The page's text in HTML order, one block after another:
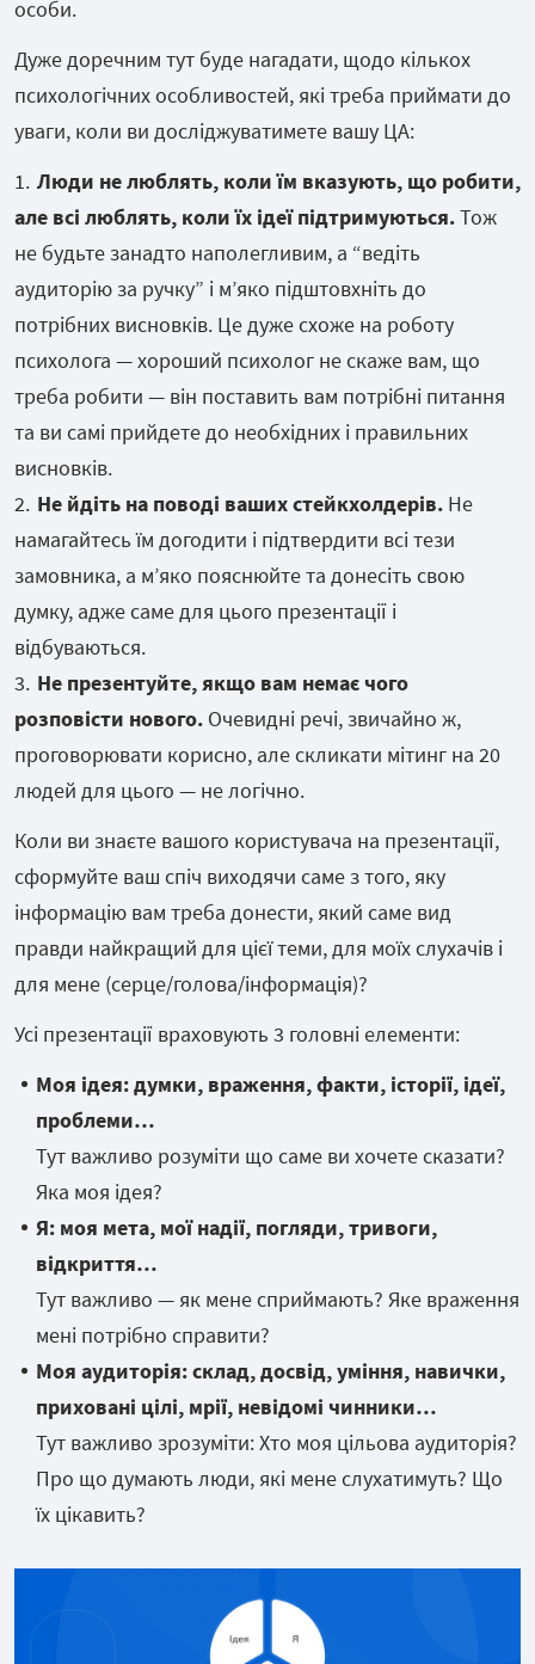
особи.
Дуже доречним тут буде нагадати, щодо кількох
психологічних особливостей, які треба приймати до
уваги, коли ви досліджуватимете вашу ЦА:
Люди не люблять, коли їм вказують, що робити,
але всі люблять, коли їх ідеї підтримуються.Тож
не будьте занадто наполегливим, а “ведіть
аудиторію за ручку” і мʼяко підштовхніть до
потрібних висновків. Це дуже схоже на роботу
психолога — хороший психолог не скаже вам, що
треба робити — він поставить вам потрібні питання
та ви самі прийдете до необхідних і правильних
висновків.
Не йдіть на поводі ваших стейкхолдерів. Не
намагайтесь їм догодити і підтвердити всі тези
замовника, а мʼяко пояснюйте та донесіть свою
думку, адже саме для цього презентації і
відбуваються.
Не презентуйте, якщо вам немає чого
розповісти нового. Очевидні речі, звичайно ж,
проговорювати корисно, але скликати мітинг на 20
людей для цього — не логічно.
Коли ви знаєте вашого користувача на презентації,
сформуйте ваш спіч виходячи саме з того, яку
інформацію вам треба донести, який саме вид
правди найкращий для цієї теми, для моїх слухачів і
для мене (серце/голова/інформація)?
Усі презентації враховують 3 головні елементи:
Моя ідея: думки, враження, факти, історії, ідеї,
проблеми…
Тут важливо розуміти що саме ви хочете сказати?
Яка моя ідея?
Я: моя мета, мої надії, погляди, тривоги,
відкриття…
Тут важливо — як мене сприймають? Яке враження
мені потрібно справити?
Моя аудиторія: склад, досвід, уміння, навички,
приховані цілі, мрії, невідомі чинники…
Тут важливо зрозуміти: Хто моя цільова аудиторія?
Про що думають люди, які мене слухатимуть? Що
їх цікавить?